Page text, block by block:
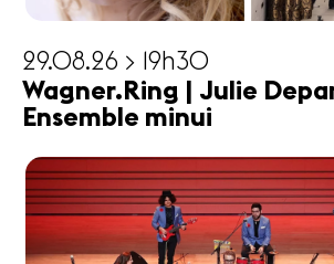
29.08.26 > 19h30
Wagner.Ring | Julie
Ensemble minui